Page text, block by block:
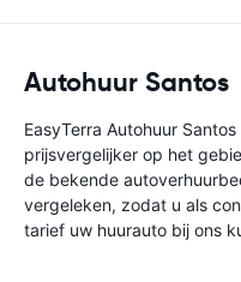
Autohuur Santos
EasyTerra Autohuur
prijsvergelijker op het
de bekende
vergeleken, zodat u als
tarief uw huurauto bij ons